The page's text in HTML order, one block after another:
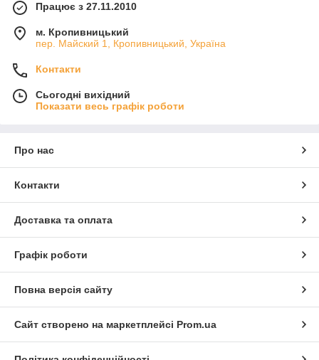
Працює з 27.11.2010
м. Кропивницький
пер. Майский 1, Кропивницький, Україна
Контакти
Сьогодні вихідний
Показати весь графік роботи
Про нас
Контакти
Доставка та оплата
Графік роботи
Повна версія сайту
Сайт створено на маркетплейсі Prom.ua